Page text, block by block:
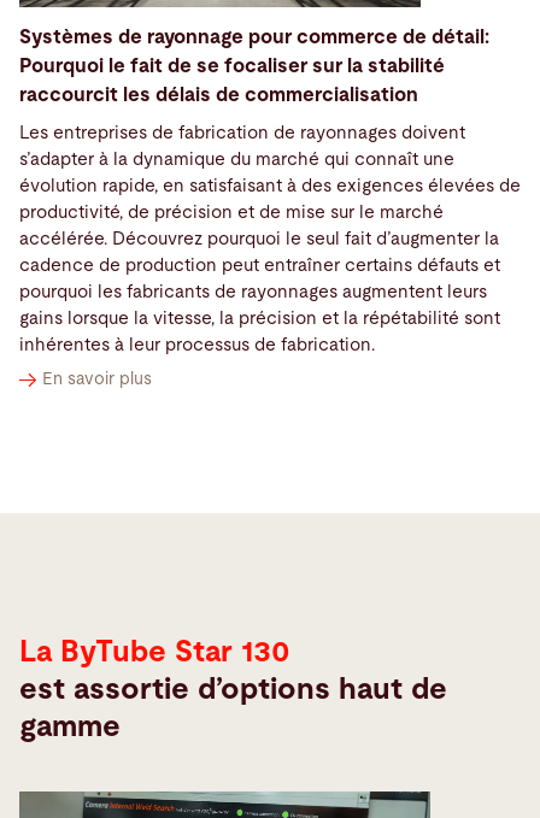
Systèmes de rayonnage pour commerce de détail:
Pourquoi le fait de se focaliser sur la stabilité
raccourcit les délais de commercialisation
Les entreprises de fabrication de rayonnages doivent
s’adapter à la dynamique du marché qui connaît une
évolution rapide, en satisfaisant à des exigences élevées de
productivité, de précision et de mise sur le marché
accélérée. Découvrez pourquoi le seul fait d’augmenter la
cadence de production peut entraîner certains défauts et
pourquoi les fabricants de rayonnages augmentent leurs
gains lorsque la vitesse, la précision et la répétabilité sont
inhérentes à leur processus de fabrication.
En savoir plus
La ByTube Star 130
est assortie d’options haut de
gamme